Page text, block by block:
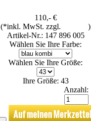
110,- €
(*inkl. MwSt. zzgl.
)
Artikel-Nr.: 147 896 005
Wählen Sie Ihre Farbe:
Wählen Sie Ihre Größe:
Ihre Größe: 43
Anzahl: